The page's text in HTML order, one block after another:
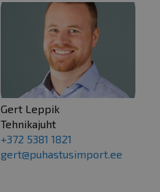
Gert Leppik
Tehnikajuht
+372 5381 1821
gert@puhastusimport.ee